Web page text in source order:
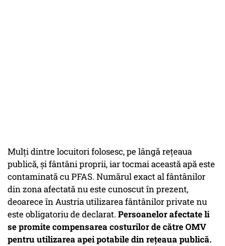
Mulți dintre locuitori folosesc, pe lângă rețeaua
publică, și fântâni proprii, iar tocmai această apă este
contaminată cu PFAS. Numărul exact al fântânilor
din zona afectată nu este cunoscut în prezent,
deoarece în Austria utilizarea fântânilor private nu
este obligatoriu de declarat. Persoanelor afectate li
se promite compensarea costurilor de către OMV
pentru utilizarea apei potabile din rețeaua publică.